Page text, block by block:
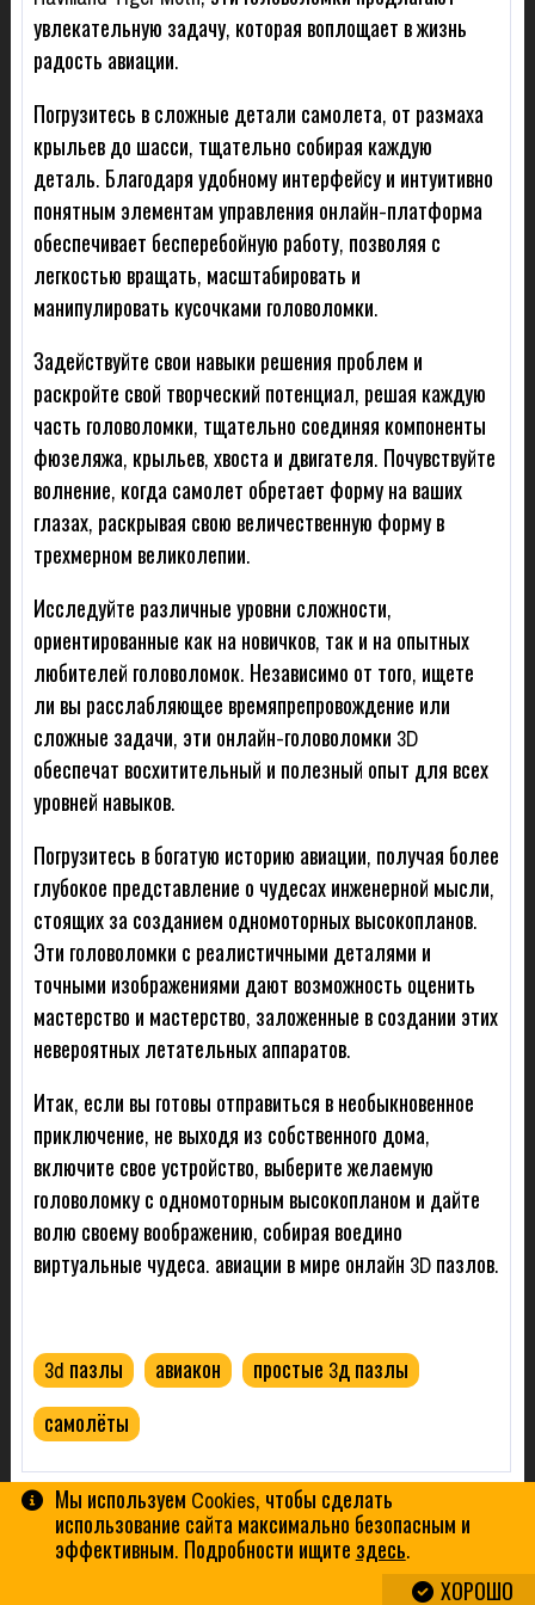
увлекательную задачу, которая воплощает в жизнь
радость авиации.
Погрузитесь в сложные детали самолета, от размаха
крыльев до шасси, тщательно собирая каждую
деталь. Благодаря удобному интерфейсу и интуитивно
понятным элементам управления онлайн-платформа
обеспечивает бесперебойную работу, позволяя с
легкостью вращать, масштабировать и
манипулировать кусочками головоломки.
Задействуйте свои навыки решения проблем и
раскройте свой творческий потенциал, решая каждую
часть головоломки, тщательно соединяя компоненты
фюзеляжа, крыльев, хвоста и двигателя. Почувствуйте
волнение, когда самолет обретает форму на ваших
глазах, раскрывая свою величественную форму в
трехмерном великолепии.
Исследуйте различные уровни сложности,
ориентированные как на новичков, так и на опытных
любителей головоломок. Независимо от того, ищете
ли вы расслабляющее времяпрепровождение или
сложные задачи, эти онлайн-головоломки 3D
обеспечат восхитительный и полезный опыт для всех
уровней навыков.
Погрузитесь в богатую историю авиации, получая более
глубокое представление о чудесах инженерной мысли,
стоящих за созданием одномоторных высокопланов.
Эти головоломки с реалистичными деталями и
точными изображениями дают возможность оценить
мастерство и мастерство, заложенные в создании этих
невероятных летательных аппаратов.
Итак, если вы готовы отправиться в необыкновенное
приключение, не выходя из собственного дома,
включите свое устройство, выберите желаемую
головоломку с одномоторным высокопланом и дайте
волю своему воображению, собирая воедино
виртуальные чудеса. авиации в мире онлайн 3D пазлов.
3d пазлы авиакон
простые 3д пазлы
самолёты
ПОХОЖИЕ ИГРЫ
Мы используем Cookies, чтобы сделать
использование сайта максимально безопасным и
эффективным. Подробности ищите здесь.
ХОРОШО